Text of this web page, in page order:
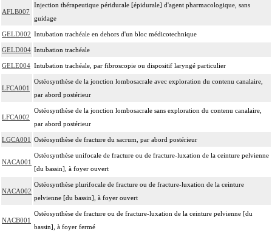
AFLB007
Injection thérapeutique péridurale [épidurale] d'agent pharmacologique, sans
guidage
GELD002 Intubation trachéale en dehors d'un bloc médicotechnique
GELD004 Intubation trachéale
GELE004 Intubation trachéale, par fibroscopie ou dispositif laryngé particulier
LFCA001
Ostéosynthèse de la jonction lombosacrale avec exploration du contenu canalaire,
par abord postérieur
LFCA002
Ostéosynthèse de la jonction lombosacrale sans exploration du contenu canalaire,
par abord postérieur
LGCA001 Ostéosynthèse de fracture du sacrum, par abord postérieur
NACA001
Ostéosynthèse unifocale de fracture ou de fracture-luxation de la ceinture pelvienne
[du bassin], à foyer ouvert
NACA002
Ostéosynthèse plurifocale de fracture ou de fracture-luxation de la ceinture
pelvienne [du bassin], à foyer ouvert
NACB001
Ostéosynthèse de fracture ou de fracture-luxation de la ceinture pelvienne [du
bassin], à foyer fermé